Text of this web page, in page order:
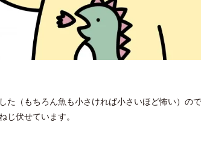
（もちろん魚も小さければ小さいほど怖い）の
伏せています。